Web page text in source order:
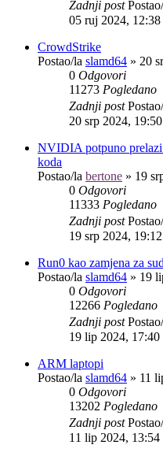
Zadnji post
05 ruj 2024, 12:38
CrowdStrike
Postao/la slamd64 » 20
0 Odgovori
11273 Pogledano
Zadnji post
20 srp 2024, 19:50
NVIDIA potpuno prelazi
koda
Postao/la bertone » 19
0 Odgovori
11333 Pogledano
Zadnji post
19 srp 2024, 19:12
Run0 kao zamjena za
Postao/la slamd64 » 19
0 Odgovori
12266 Pogledano
Zadnji post
19 lip 2024, 17:40
ARM laptopi
Postao/la slamd64 » 11
0 Odgovori
13202 Pogledano
Zadnji post
11 lip 2024, 13:54